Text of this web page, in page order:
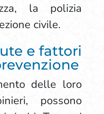
la polizia
civile.
e fattori
delle loro
possono